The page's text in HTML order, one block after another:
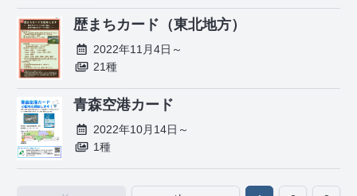
歴まちカード（東北地方）
2022年11月4日～
21種
青森空港カード
2022年10月14日～
1種